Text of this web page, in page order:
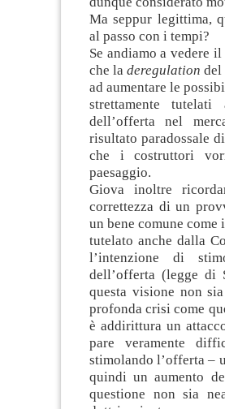
Ma seppur legittima,
al passo con i tempi?
Se andiamo a vedere
che laderegulation del
ad aumentare le
strettamente tutelati
dell’offerta nel
risultato paradossale
che i costruttori
paesaggio.
Giova inoltre
correttezza di un
un bene comune come
tutelato anche dalla
l’intenzione di
dell’offerta (legge di
questa visione non
profonda crisi come
è addirittura un
pare veramente
stimolando l’offerta –
quindi un aumento
questione non sia